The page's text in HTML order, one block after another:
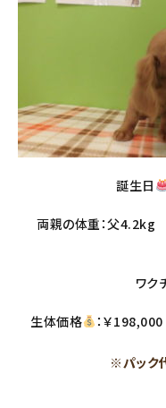
誕生日
両親の体重：父
ワク
生体価格 ：￥
※パック